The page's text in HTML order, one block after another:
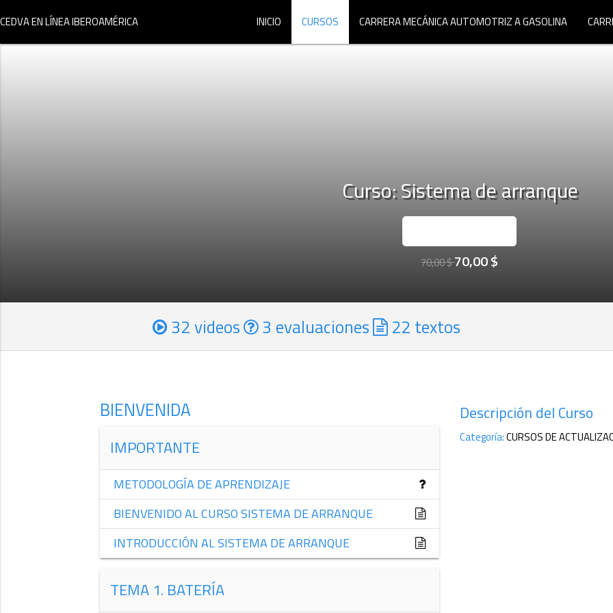
CEDVA EN LÍNEA IBEROAMÉRICA INICIO CURSOS CARRERA MECÁNICA AUTOMOTRIZ A GASOLINA
Curso: Sistema de arranque
70,00 $70,00 $
32 videos 3 evaluaciones 22 textos
BIENVENIDA
IMPORTANTE
METODOLOGÍA DE APRENDIZAJE
BIENVENIDO AL CURSO SISTEMA DE ARRANQUE
INTRODUCCIÓN AL SISTEMA DE ARRANQUE
TEMA 1. BATERÍA
Descripción del Curso
Categoría:CURSOS DE